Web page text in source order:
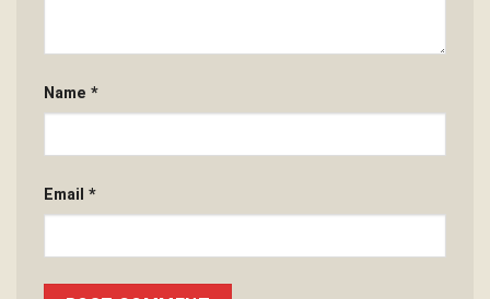
Name *
Email *